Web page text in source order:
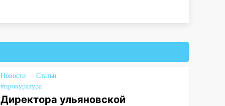
Новости
Статьи
#прокуратура
Директора ульяновской